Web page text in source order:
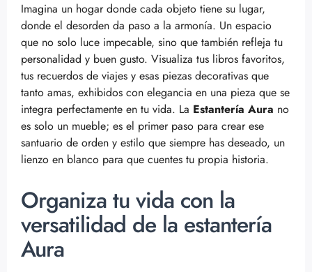
Imagina un hogar donde cada objeto tiene su lugar,
donde el desorden da paso a la armonía. Un espacio
que no solo luce impecable, sino que también refleja tu
personalidad y buen gusto. Visualiza tus libros favoritos,
tus recuerdos de viajes y esas piezas decorativas que
tanto amas, exhibidos con elegancia en una pieza que se
integra perfectamente en tu vida. La Estantería Aura no
es solo un mueble; es el primer paso para crear ese
santuario de orden y estilo que siempre has deseado, un
lienzo en blanco para que cuentes tu propia historia.
Organiza tu vida con la
versatilidad de la estantería
Aura